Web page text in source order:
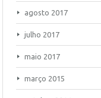
agosto 2017
julho 2017
maio 2017
março 2015